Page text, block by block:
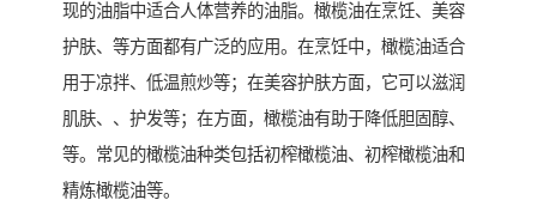
现的油脂中适合人体营养的油脂。橄榄油在烹饪、美容
护肤、等方面都有广泛的应用。在烹饪中，橄榄油适合
用于凉拌、低温煎炒等；在美容护肤方面，它可以滋润
肌肤、、护发等；在方面，橄榄油有助于降低胆固醇、
等。常见的橄榄油种类包括初榨橄榄油、初榨橄榄油和
精炼橄榄油等。